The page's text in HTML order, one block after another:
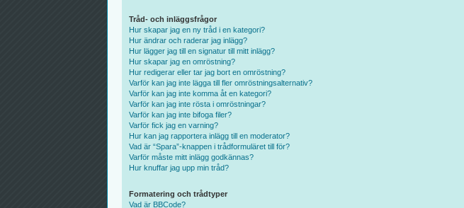
Tråd- och inläggsfrågor
Hur skapar jag en ny tråd i en kategori?
Hur ändrar och raderar jag inlägg?
Hur lägger jag till en signatur till mitt inlägg?
Hur skapar jag en omröstning?
Hur redigerar eller tar jag bort en omröstning?
Varför kan jag inte lägga till fler omröstningsalternativ?
Varför kan jag inte komma åt en kategori?
Varför kan jag inte rösta i omröstningar?
Varför kan jag inte bifoga filer?
Varför fick jag en varning?
Hur kan jag rapportera inlägg till en moderator?
Vad är “Spara”-knappen i trådformuläret till för?
Varför måste mitt inlägg godkännas?
Hur knuffar jag upp min tråd?
Formatering och trådtyper
Vad är BBCode?